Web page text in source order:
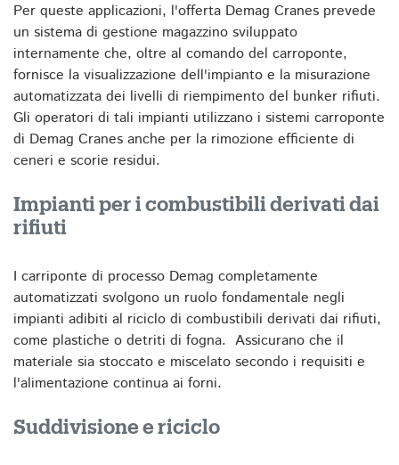
Per queste applicazioni, l'offerta Demag Cranes prevede
un sistema di gestione magazzino sviluppato
internamente che, oltre al comando del carroponte,
fornisce la visualizzazione dell'impianto e la misurazione
automatizzata dei livelli di riempimento del bunker rifiuti.
Gli operatori di tali impianti utilizzano i sistemi carroponte
di Demag Cranes anche per la rimozione efficiente di
ceneri e scorie residui.
Impianti per i combustibili derivati dai
rifiuti
I carriponte di processo Demag completamente
automatizzati svolgono un ruolo fondamentale negli
impianti adibiti al riciclo di combustibili derivati dai rifiuti,
come plastiche o detriti di fogna. Assicurano che il
materiale sia stoccato e miscelato secondo i requisiti e
l'alimentazione continua ai forni.
Suddivisione e riciclo